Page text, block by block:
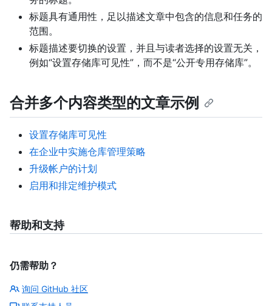
标题具有通用性，足以描述文章中包含的信息和任务的
范围。
标题描述要切换的设置，并且与读者选择的设置无关，
例如“设置存储库可见性”，而不是“公开专用存储库”。
合并多个内容类型的文章示例
设置存储库可见性
在企业中实施仓库管理策略
升级帐户的计划
启用和排定维护模式
帮助和支持
仍需帮助？
询问 GitHub 社区